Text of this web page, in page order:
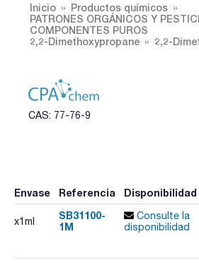
Inicio
Productos químicos
PATRONES ORGÁNICOS Y
COMPONENTES PUROS
2,2-Dimethoxypropane
2,2-
CAS: 77-76-9
Envase Referencia Disponibilidad
x1ml
SB31100-
1M
Consulte la
disponibilidad